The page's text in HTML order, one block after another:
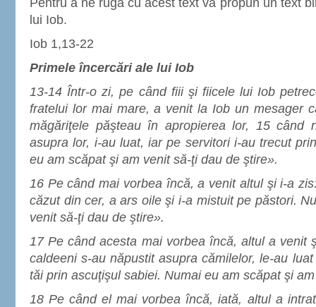
Pentru a ne ruga cu acest text vă propun un text
lui Iob.
Iob 1,13-22
Primele încercări ale lui Iob
13-14 Într-o zi, pe când fiii şi fiicele lui Iob
fratelui lor mai mare, a venit la Iob un mesager
măgăriţele păşteau în apropierea lor, 15 când
asupra lor, i-au luat, iar pe servitori i-au trecut
eu am scăpat şi am venit să-ţi dau de ştire».
16 Pe când mai vorbea încă, a venit altul şi i-a
căzut din cer, a ars oile şi i-a mistuit pe păstori.
venit să-ţi dau de ştire».
17 Pe când acesta mai vorbea încă, altul a venit
caldeeni s-au năpustit asupra cămilelor, le-au
tăi prin ascuţişul sabiei. Numai eu am scăpat şi
18 Pe când el mai vorbea încă, iată, altul a